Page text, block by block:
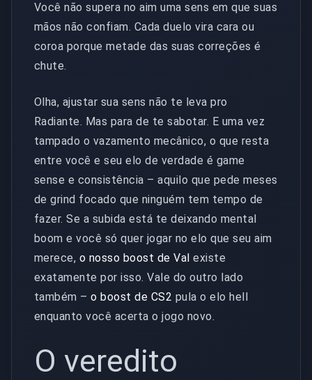
Você não supera no aim uma sens em que suas
mãos não confiam. Cada duelo vira cara ou
coroa porque metade das suas correções é
chute.
Olha, ajustar sua sens não te leva pro
Radiante. Mas para de te sabotar. E uma vez
tampado o vazamento mecânico, o que resta
entre você e seu elo de verdade é game
sense e consistência – aquilo que pede meses
de grind focado que ninguém tem tempo de
fazer. Se a subida está te deixando mental
boom e você só quer jogar no elo que seu aim
merece, o nosso boost de Val existe
exatamente por isso. Vale do outro lado
também –o boost de CS2 pula o elo hell
enquanto você acerta o jogo novo.
O veredito